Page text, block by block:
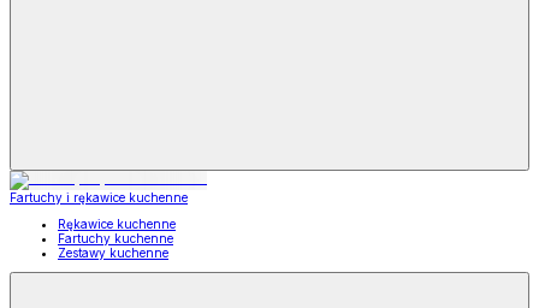
Fartuchy i rękawice kuchenne
Rękawice kuchenne
Fartuchy kuchenne
Zestawy kuchenne